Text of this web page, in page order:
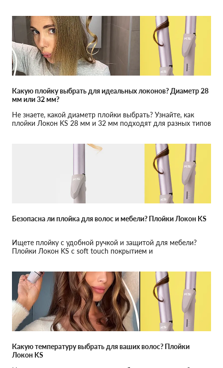
Какую плойку выбрать для идеальных локонов? Диаметр 28
мм или 32 мм?
Не знаете, какой диаметр плойки выбрать? Узнайте, как
плойки Локон KS 28 мм и 32 мм подходят для разных типов
Безопасна ли плойка для волос и мебели? Плойки Локон KS
Ищете плойку с удобной ручкой и защитой для мебели?
Плойки Локон KS с soft touch покрытием и
Какую температуру выбрать для ваших волос? Плойки
Локон KS